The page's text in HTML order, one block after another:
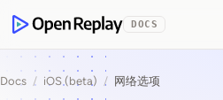
OpenReplay
DOCS
Docs / iOS (beta) / 网络选项